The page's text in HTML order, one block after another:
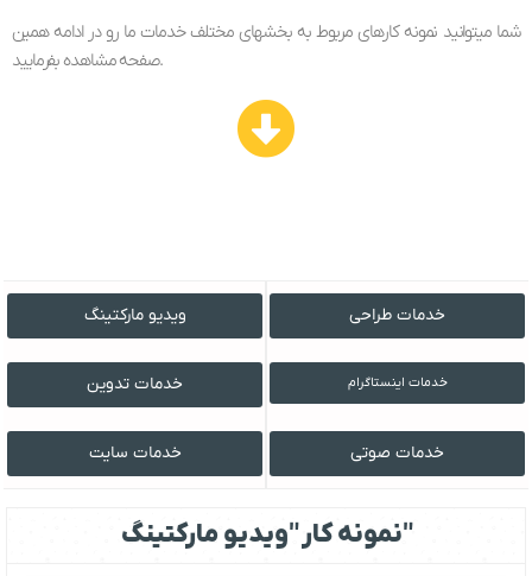
شما میتوانید نمونه کارهای مربوط به بخشهای مختلف خدمات ما رو در ادامه همین
صفحه مشاهده بفرمایید.
ویدیو مارکتینگ خدمات طراحی
خدمات تدوین خدمات اینستاگرام
خدمات سایت خدمات صوتی
نمونه کار "ویدیو مارکتینگ"